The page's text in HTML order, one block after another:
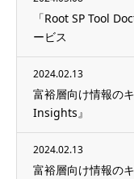
「Root SP Tool
ービス
2024.02.13
富裕層向け情報の
Insights』
2024.02.13
富裕層向け情報の